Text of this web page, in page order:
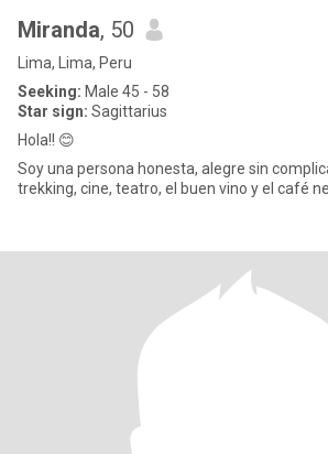
Miranda, 50
Lima, Lima, Peru
Seeking: Male 45 - 58
Star sign: Sagittarius
Hola!! 😊
Soy una persona honesta, alegre sin
trekking, cine, teatro, el buen vino y el café